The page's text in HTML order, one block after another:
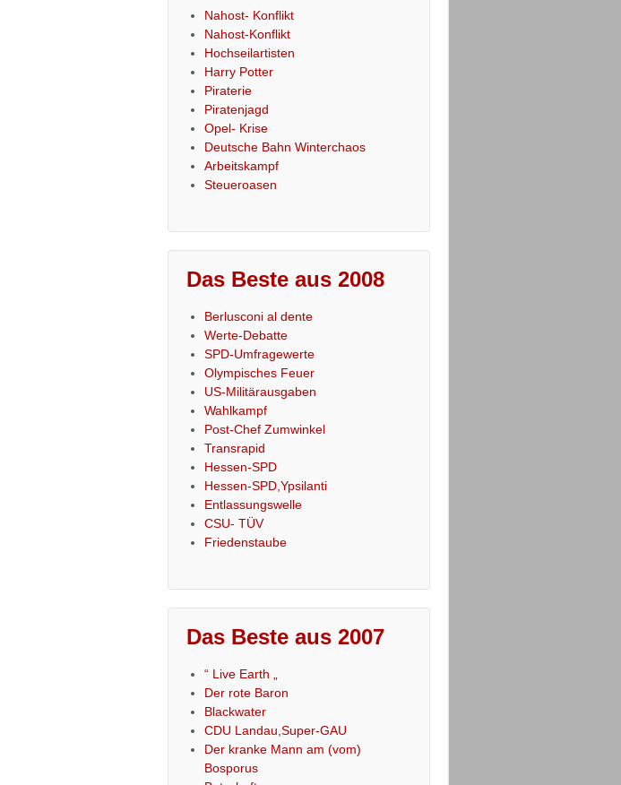
Nahost- Konflikt
Nahost-Konflikt
Hochseilartisten
Harry Potter
Piraterie
Piratenjagd
Opel- Krise
Deutsche Bahn Winterchaos
Arbeitskampf
Steueroasen
Das Beste aus 2008
Berlusconi al dente
Werte-Debatte
SPD-Umfragewerte
Olympisches Feuer
US-Militärausgaben
Wahlkampf
Post-Chef Zumwinkel
Transrapid
Hessen-SPD
Hessen-SPD,Ypsilanti
Entlassungswelle
CSU- TÜV
Friedenstaube
Das Beste aus 2007
“ Live Earth „
Der rote Baron
Blackwater
CDU Landau,Super-GAU
Der kranke Mann am (vom)
Bosporus